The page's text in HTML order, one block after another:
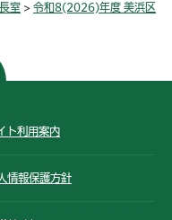
室 > 令和8(2026)年度 美浜区
ト利用案内
情報保護方針